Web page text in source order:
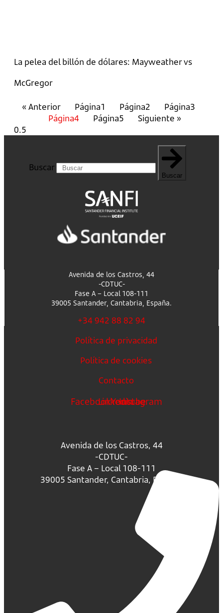
La pelea del billón de dólares: Mayweather vs
McGregor
« Anterior Página1 Página2 Página3
Página4 Página5 Siguiente »
Buscar
Buscar
Avenida de los Castros, 44
-CDTUC-
Fase A – Local 108-111
39005 Santander, Cantabria, España.
+34 942 88 82 94
Política de privacidad
Política de cookies
Contacto
FacebookLinkedin
Youtube
Instagram
Avenida de los Castros, 44
-CDTUC-
Fase A – Local 108-111
39005 Santander, Cantabria, España.